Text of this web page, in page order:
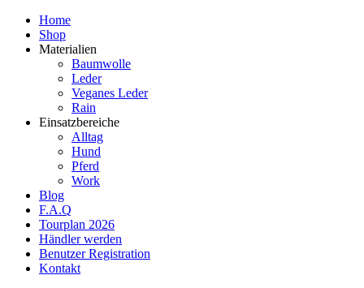
Home
Shop
Materialien
Baumwolle
Leder
Veganes Leder
Rain
Einsatzbereiche
Alltag
Hund
Pferd
Work
Blog
F.A.Q
Tourplan 2026
Händler werden
Benutzer Registration
Kontakt